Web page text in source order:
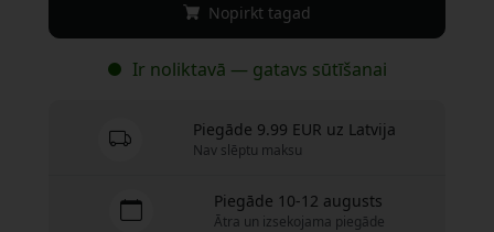
Nopirkt tagad
Ir noliktavā — gatavs sūtīšanai
Piegāde 9.99 EUR uz Latvija
Nav slēptu maksu
Piegāde 10-12 augusts
Ātra un izsekojama piegāde